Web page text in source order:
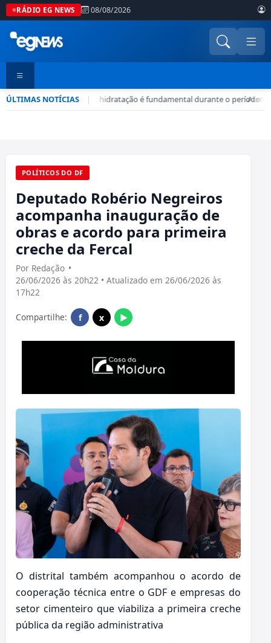
RÁDIO EG NEWS 08/08/2026
ÚLTIMAS NOTÍCIAS |
Seca no DF: hidratação é fundamental durante o período
•
POLÍTICOS DO DF
Deputado Robério Negreiros
acompanha inauguração de
obras e acordo para primeira
creche da Fercal
Por Redação •
26/06/2026 às 20h22 • Atualizado em 26/06/2026 às
17h22
Compartilhe: f x ▶
O distrital também acompanhou o acordo de
cooperação técnica entre o GDF e empresas do
setor cimenteiro que viabiliza a primeira creche
pública da região administrativa